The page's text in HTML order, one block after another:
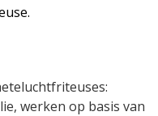
werken op basis van